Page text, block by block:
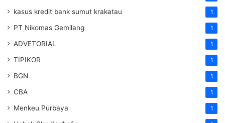
kasus kredit bank sumut krakatau 1
PT Nikomas Gemilang 1
ADVETORIAL 1
TIPIKOR 1
BGN 1
CBA 1
Menkeu Purbaya 1